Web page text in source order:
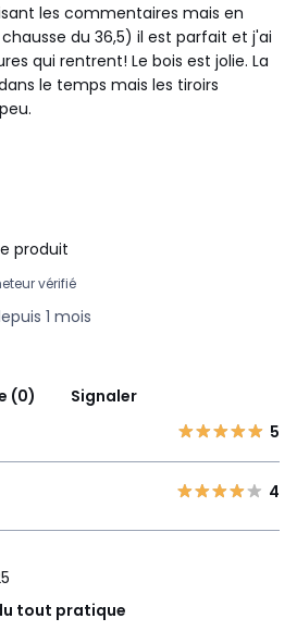
les commentaires mais en
du 36,5) il est parfait et j'ai
qui rentrent! Le bois est jolie. La
le temps mais les tiroirs
produit
vérifié
1 mois
(0)
Signaler
5
4
tout pratique